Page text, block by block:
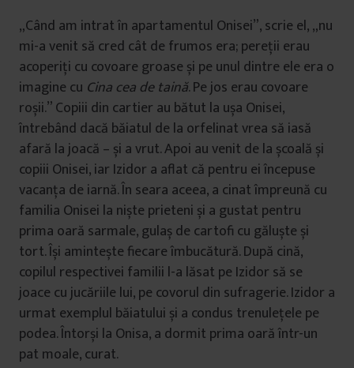
„Când am intrat în apartamentul Onisei”, scrie el, „nu
mi-a venit să cred cât de frumos era; pereții erau
acoperiți cu covoare groase și pe unul dintre ele era o
imagine cu Cina cea de taină. Pe jos erau covoare
roșii.” Copiii din cartier au bătut la ușa Onisei,
întrebând dacă băiatul de la orfelinat vrea să iasă
afară la joacă – și a vrut. Apoi au venit de la școală și
copiii Onisei, iar Izidor a aflat că pentru ei începuse
vacanța de iarnă. În seara aceea, a cinat împreună cu
familia Onisei la niște prieteni și a gustat pentru
prima oară sarmale, gulaș de cartofi cu găluște și
tort. Își amintește fiecare îmbucătură. După cină,
copilul respectivei familii l-a lăsat pe Izidor să se
joace cu jucăriile lui, pe covorul din sufragerie. Izidor a
urmat exemplul băiatului și a condus trenulețele pe
podea. Întorși la Onisa, a dormit prima oară într-un
pat moale, curat.